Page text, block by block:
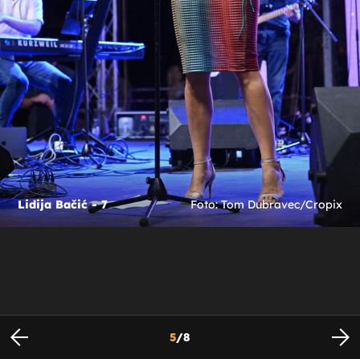
Lidija Bačić - 7 Foto: Tom Dubravec/Cropix
5/8